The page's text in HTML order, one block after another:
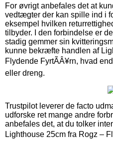
For øvrigt anbefales det at
vedtægter der kan spille ind i
eksempel hvilken
tilbyder. I den forbindelse er
stadig gemmer sin
kunne bekræfte handlen af
Flydende FyrtÃÂ¥rn, hvad
eller dreng.
Trustpilot leverer de facto
udforske ret mange andre
anbefales det, at du tolker
Lighthouse 25cm fra Rogz –